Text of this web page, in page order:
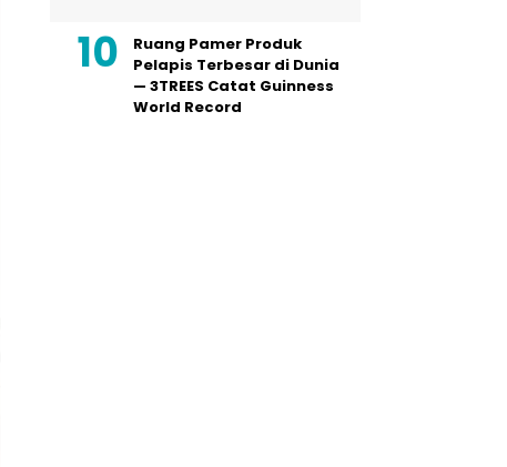
Ruang Pamer Produk
Pelapis Terbesar di Dunia
— 3TREES Catat Guinness
World Record